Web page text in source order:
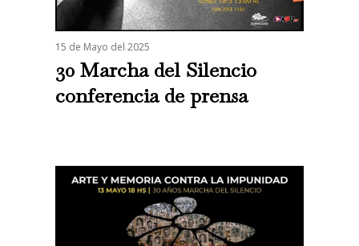
15 de Mayo del 2025
30 Marcha del Silencio
conferencia de prensa